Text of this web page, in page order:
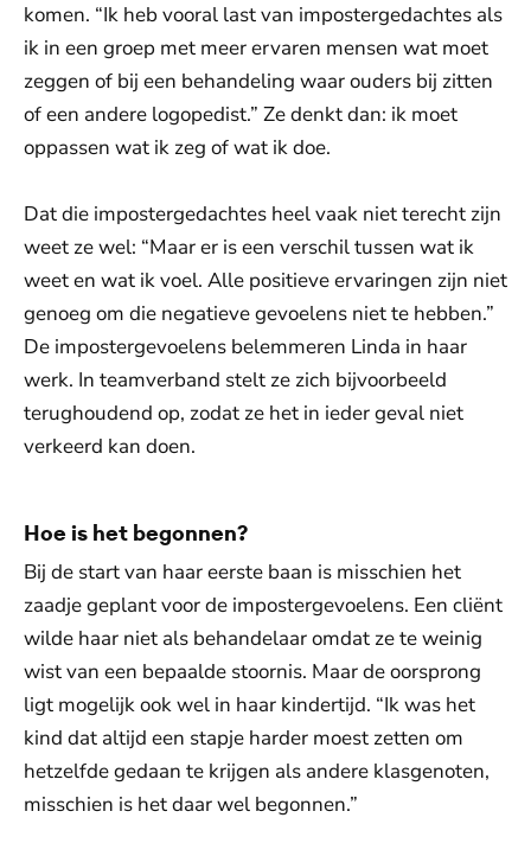
komen. “Ik heb vooral last van impostergedachtes als
ik in een groep met meer ervaren mensen wat moet
zeggen of bij een behandeling waar ouders bij zitten
of een andere logopedist.” Ze denkt dan: ik moet
oppassen wat ik zeg of wat ik doe.
Dat die impostergedachtes heel vaak niet terecht zijn
weet ze wel: “Maar er is een verschil tussen wat ik
weet en wat ik voel. Alle positieve ervaringen zijn niet
genoeg om die negatieve gevoelens niet te hebben.”
De impostergevoelens belemmeren Linda in haar
werk. In teamverband stelt ze zich bijvoorbeeld
terughoudend op, zodat ze het in ieder geval niet
verkeerd kan doen.
Hoe is het begonnen?
Bij de start van haar eerste baan is misschien het
zaadje geplant voor de impostergevoelens. Een cliënt
wilde haar niet als behandelaar omdat ze te weinig
wist van een bepaalde stoornis. Maar de oorsprong
ligt mogelijk ook wel in haar kindertijd. “Ik was het
kind dat altijd een stapje harder moest zetten om
hetzelfde gedaan te krijgen als andere klasgenoten,
misschien is het daar wel begonnen.”